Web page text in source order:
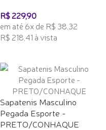
R$ 229,90
em até 6x de R$ 38,32
R$ 218,41 à vista
Sapatenis Masculino
Pegada Esporte -
PRETO/CONHAQUE